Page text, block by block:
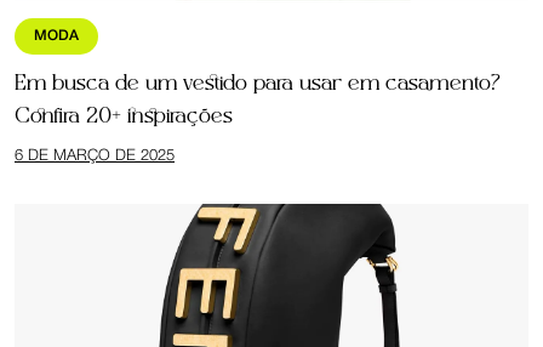
MODA
Em busca de um vestido para usar em casamento?
Confira 20+ inspirações
6 DE MARÇO DE 2025